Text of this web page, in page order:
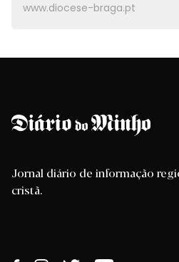
www.diocese-braga.pt
Jornal diário de informação
cristã.